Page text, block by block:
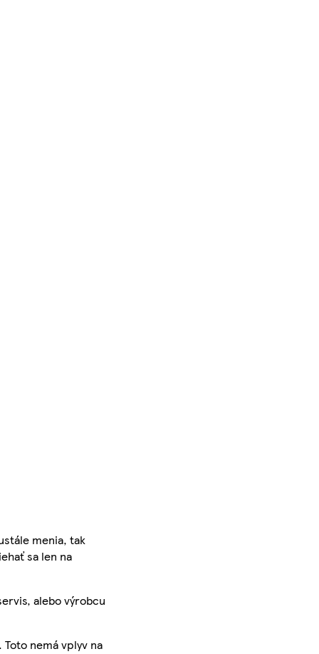
menia, tak
sa len na
alebo výrobcu
nemá vplyv na